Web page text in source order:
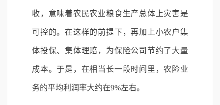
收，意味着农民农业粮食生产总体上灾害是
可控的。在这样的前提下，再加上小农户集
体投保、集体理赔，为保险公司节约了大量
成本。于是，在相当长一段时间里，农险业
务的平均利润率大约在9%左右。